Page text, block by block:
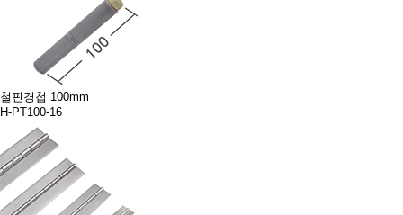
철핀경첩 100mm
H-PT100-16